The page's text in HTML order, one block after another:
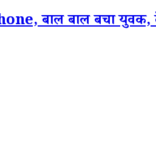
बाल बाल बचा युवक,